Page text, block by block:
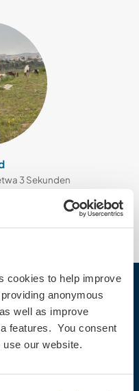
cookies to help improve
anonymous
well as improve
features. You consent
our website.
3 Sekunden